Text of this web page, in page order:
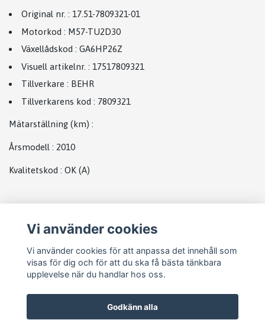
Original nr. : 17.51-7809321-01
Motorkod : M57-TU2D30
Växellådskod : GA6HP26Z
Visuell artikelnr. : 17517809321
Tillverkare : BEHR
Tillverkarens kod : 7809321
Mätarställning (km) :
Årsmodell : 2010
Kvalitetskod : OK (A)
Vi använder cookies
Vi använder cookies för att anpassa det innehåll som
visas för dig och för att du ska få bästa tänkbara
upplevelse när du handlar hos oss.
Godkänn alla